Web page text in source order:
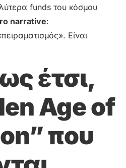
funds του κόσμου
narrative:
Είναι
έτσι,
Age of
που